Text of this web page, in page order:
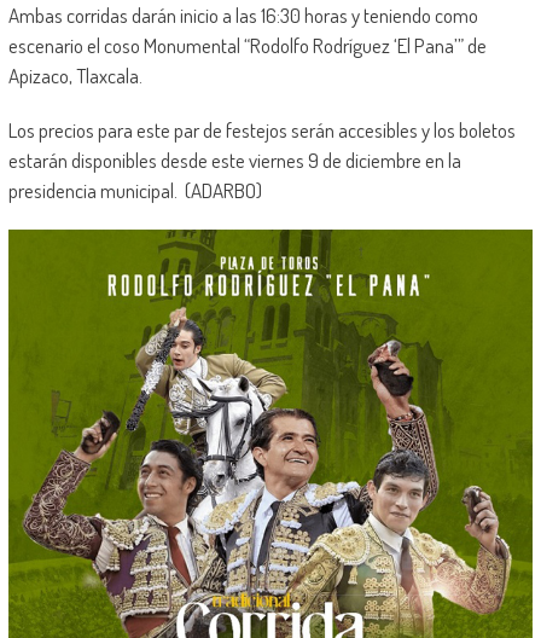
Ambas corridas darán inicio a las 16:30 horas y teniendo como
escenario el coso Monumental “Rodolfo Rodríguez ‘El Pana’” de
Apizaco, Tlaxcala.
Los precios para este par de festejos serán accesibles y los boletos
estarán disponibles desde este viernes 9 de diciembre en la
presidencia municipal. (ADARBO)